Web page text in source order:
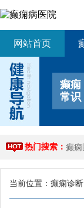
网站首页
癫痫
常识
热门搜索： 癫痫
当前位置： 癫痫诊断